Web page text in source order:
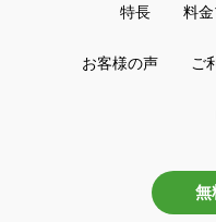
特長 料
お客様の声 ご
無